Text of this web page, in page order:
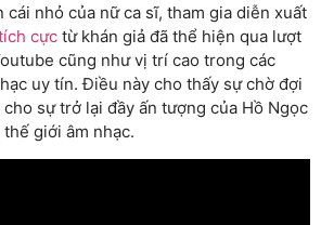
cái nhỏ của nữ ca sĩ, tham gia diễn xuất
cực từ khán giả đã thể hiện qua lượt
cũng như vị trí cao trong các
uy tín. Điều này cho thấy sự chờ đợi
sự trở lại đầy ấn tượng của Hồ Ngọc
giới âm nhạc.